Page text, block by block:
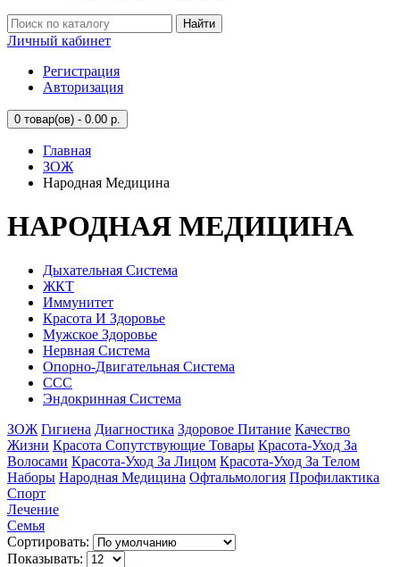
Найти
Личный кабинет
Регистрация
Авторизация
0 товар(ов) - 0.00 р.
Главная
ЗОЖ
Народная Медицина
НАРОДНАЯ МЕДИЦИНА
Дыхательная Система
ЖКТ
Иммунитет
Красота И Здоровье
Мужское Здоровье
Нервная Система
Опорно-Двигательная Система
ССС
Эндокринная Система
ЗОЖ Гигиена Диагностика Здоровое Питание Качество
Жизни Красота Сопутствующие Товары Красота-Уход За
Волосами Красота-Уход За Лицом Красота-Уход За Телом
Наборы Народная Медицина Офтальмология Профилактика
Спорт
Лечение
Семья
Сортировать:
Показывать: